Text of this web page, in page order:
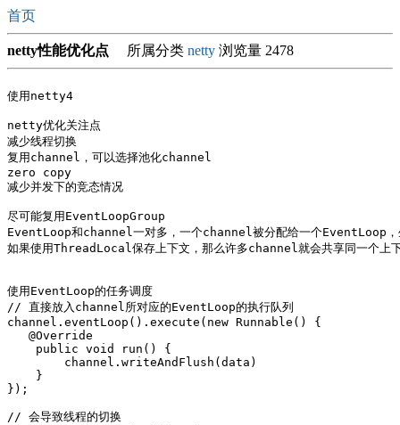
首页
netty性能优化点 所属分类 netty 浏览量 2478
使用netty4
netty优化关注点
减少线程切换
复用channel，可以选择池化channel
zero copy
减少并发下的竞态情况
尽可能复用EventLoopGroup
EventLoop和channel一对多，一个channel被分配给一个EventLoop
如果使用ThreadLocal保存上下文，那么许多channel就会共享同一个上
使用EventLoop的任务调度
// 直接放入channel所对应的EventLoop的执行队列
channel.eventLoop().execute(new Runnable() {
   @Override
    public void run() {
        channel.writeAndFlush(data)
    }
});
// 会导致线程的切换